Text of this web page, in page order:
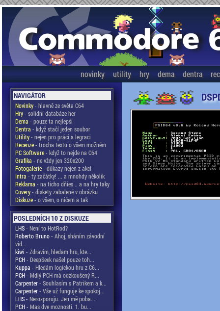
novinky utility hry dema dentra
NAVIGÁTOR
Novinky- hlavně ze světa C64
Hry- solidní databáze her
Dema - pouze ta nejlepší
Dentra - když stačí jeden soubor
Utility- nejen pro práci a legraci
Recenze- trocha textu o všem možném
PC Software- když to nejde na C64
Grafika - ne vždy jen 320x200
Fotogalerie- důkazy nejen z akcí
Intra - ty začátky! ... a mnohdy několik
Reklama - na ticho dňies .. a na hry taky
Covery- diskety zabalené v obrázku
Diskuze- o všem, o ničem a tak
POSLEDNÍCH 10 Z DISKUZE
LHS- Není to HotRod?
Roberto Bruno- Ahoj, sháním závodní
vid...
kiwi - Zdravim, hledam hru, kte...
PCH- DeepSeek našel pouze toh...
Kuppa - Hledám logickou hru z C6...
PCH- Mdlý PCH má odzkoušený R...
Carpenter- Souhlasím s Patrikem a k...
Carpenter- Vše už funguje ke spokoj...
LHS- Nerozporuju. Jen mě poba...
PCH- Mas dve moznosti. 1. bu...